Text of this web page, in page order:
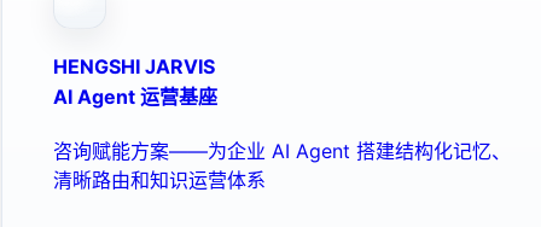
HENGSHI JARVIS
AI Agent 运营基座
咨询赋能方案——为企业 AI Agent 搭建结构化记忆、
清晰路由和知识运营体系